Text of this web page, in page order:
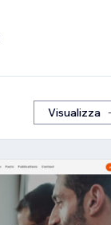
Visualizza